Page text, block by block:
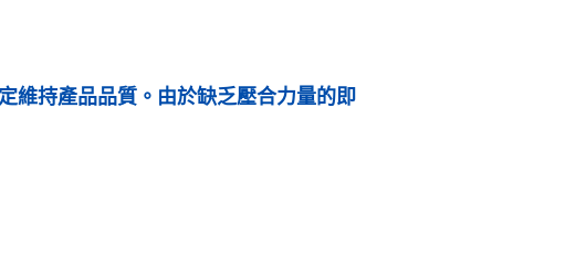
維持產品品質。由於缺乏壓合力量的即